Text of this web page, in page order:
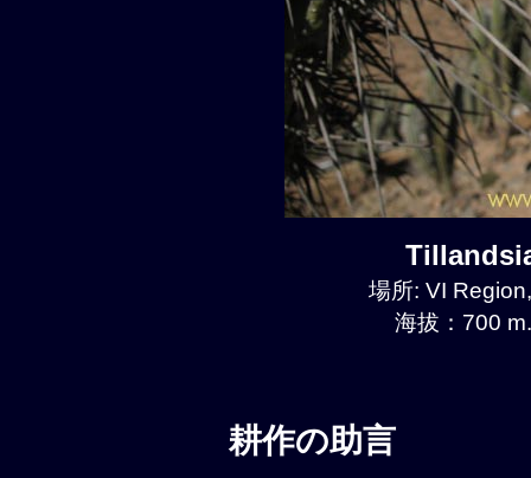
場所: VI
海拔：700
耕作の助言